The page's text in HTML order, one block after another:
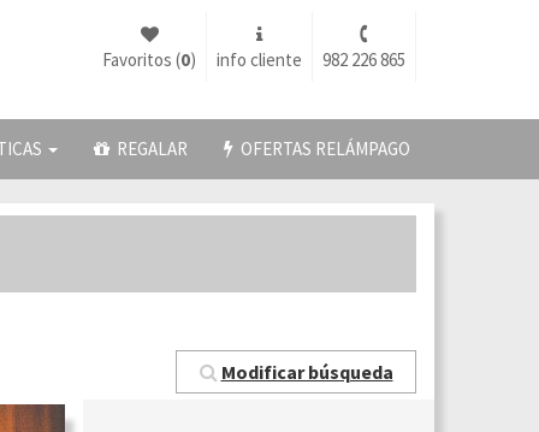
982 226 865
info cliente
Favoritos (0)
REGALAR OFERTAS RELÁMPAGO
Modificar búsqueda